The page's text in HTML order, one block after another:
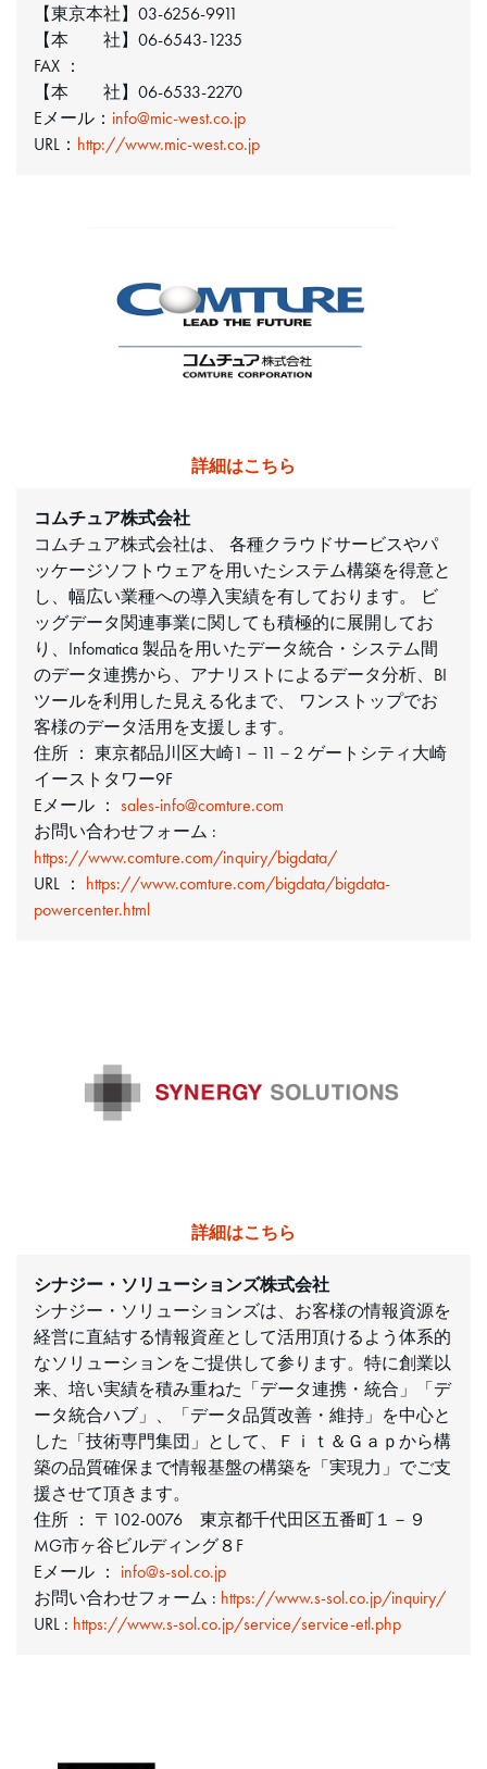
【東京本社】03-6256-9911
【本 社】06-6543-1235
FAX ：
【本 社】06-6533-2270
Eメール： info@mic-west.co.jp
URL： http://www.mic-west.co.jp
詳細はこちら
コムチュア株式会社
コムチュア株式会社は、 各種クラウドサービスやパ
ッケージソフトウェアを用いたシステム構築を得意と
し、幅広い業種への導入実績を有しております。 ビ
ッグデータ関連事業に関しても積極的に展開してお
り、Infomatica 製品を用いたデータ統合・システム間
のデータ連携から、アナリストによるデータ分析、BI
ツールを利用した見える化まで、 ワンストップでお
客様のデータ活用を支援します。
住所 ： 東京都品川区大崎1－11－2 ゲートシティ大崎
イーストタワー9F
Eメール ： sales-info@comture.com
お問い合わせフォーム :
https://www.comture.com/inquiry/bigdata/
URL ： https://www.comture.com/bigdata/bigdata-
powercenter.html
詳細はこちら
シナジー・ソリューションズ株式会社
シナジー・ソリューションズは、お客様の情報資源を
経営に直結する情報資産として活用頂けるよう体系的
なソリューションをご提供して参ります。特に創業以
来、培い実績を積み重ねた「データ連携・統合」「デ
ータ統合ハブ」、「データ品質改善・維持」を中心と
した「技術専門集団」として、Ｆｉｔ＆Ｇａｐから構
築の品質確保まで情報基盤の構築を「実現力」でご支
援させて頂きます。
住所 ： 〒102-0076 東京都千代田区五番町１－９
MG市ヶ谷ビルディング８F
Eメール ： info@s-sol.co.jp
お問い合わせフォーム : https://www.s-sol.co.jp/inquiry/
URL : https://www.s-sol.co.jp/service/service-etl.php